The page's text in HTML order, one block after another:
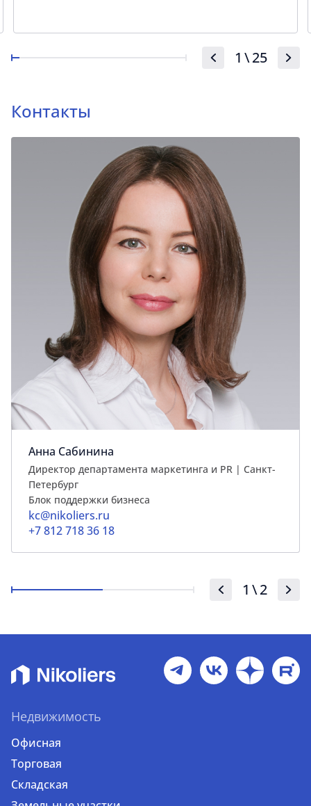
1 \25
Контакты
Анна Сабинина
Директор департамента маркетинга и PR | Cанкт-
Петербург
Блок поддержки бизнеса
kc@nikoliers.ru
+7 812 718 36 18
1 \2
Недвижимость
Офисная
Торговая
Складская